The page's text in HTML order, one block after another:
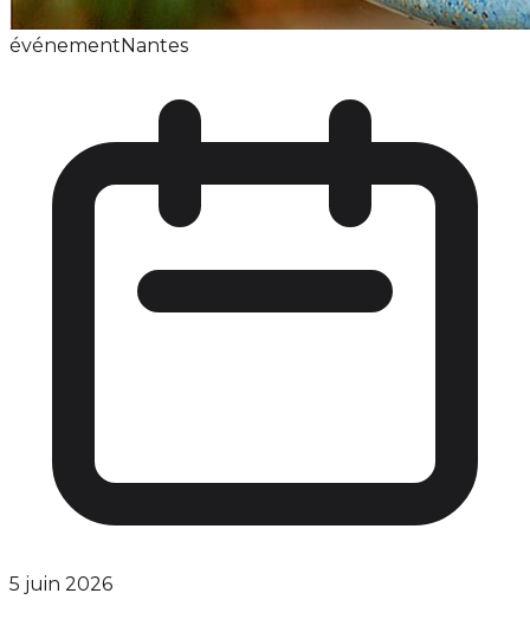
événementNantes
5 juin 2026